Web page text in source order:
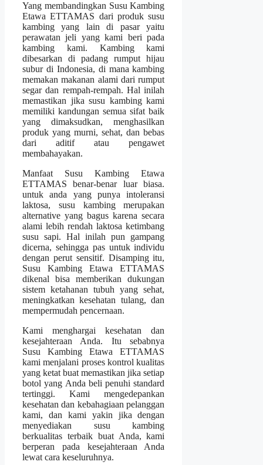
Yang membandingkan Susu Kambing
Etawa ETTAMAS dari produk susu
kambing yang lain di pasar yaitu
perawatan jeli yang kami beri pada
kambing kami. Kambing kami
dibesarkan di padang rumput hijau
subur di Indonesia, di mana kambing
memakan makanan alami dari rumput
segar dan rempah-rempah. Hal inilah
memastikan jika susu kambing kami
memiliki kandungan semua sifat baik
yang dimaksudkan, menghasilkan
produk yang murni, sehat, dan bebas
dari aditif atau pengawet
membahayakan.
Manfaat Susu Kambing Etawa
ETTAMAS benar-benar luar biasa.
untuk anda yang punya intoleransi
laktosa, susu kambing merupakan
alternative yang bagus karena secara
alami lebih rendah laktosa ketimbang
susu sapi. Hal inilah pun gampang
dicerna, sehingga pas untuk individu
dengan perut sensitif. Disamping itu,
Susu Kambing Etawa ETTAMAS
dikenal bisa memberikan dukungan
sistem ketahanan tubuh yang sehat,
meningkatkan kesehatan tulang, dan
mempermudah pencernaan.
Kami menghargai kesehatan dan
kesejahteraan Anda. Itu sebabnya
Susu Kambing Etawa ETTAMAS
kami menjalani proses kontrol kualitas
yang ketat buat memastikan jika setiap
botol yang Anda beli penuhi standard
tertinggi. Kami mengedepankan
kesehatan dan kebahagiaan pelanggan
kami, dan kami yakin jika dengan
menyediakan susu kambing
berkualitas terbaik buat Anda, kami
berperan pada kesejahteraan Anda
lewat cara keseluruhnya.